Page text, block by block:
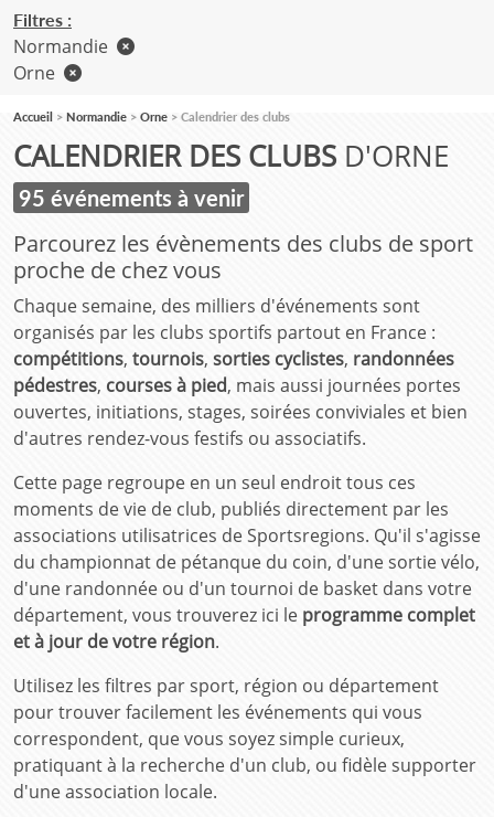
CALENDRIER DES CLUBS D'ORNE
95 événements à venir
Parcourez les évènements des clubs de sport
proche de chez vous
Chaque semaine, des milliers d'événements sont
organisés par les clubs sportifs partout en France :
compétitions, tournois, sorties cyclistes, randonnées
pédestres, courses à pied, mais aussi journées portes
ouvertes, initiations, stages, soirées conviviales et bien
d'autres rendez-vous festifs ou associatifs.
Cette page regroupe en un seul endroit tous ces
moments de vie de club, publiés directement par les
associations utilisatrices de Sportsregions. Qu'il s'agisse
du championnat de pétanque du coin, d'une sortie vélo,
d'une randonnée ou d'un tournoi de basket dans votre
département, vous trouverez ici le programme complet
et à jour de votre région.
Utilisez les filtres par sport, région ou département
pour trouver facilement les événements qui vous
correspondent, que vous soyez simple curieux,
pratiquant à la recherche d'un club, ou fidèle supporter
d'une association locale.
Filtres :
Normandie
Orne
Accueil Normandie Orne Calendrier des clubs